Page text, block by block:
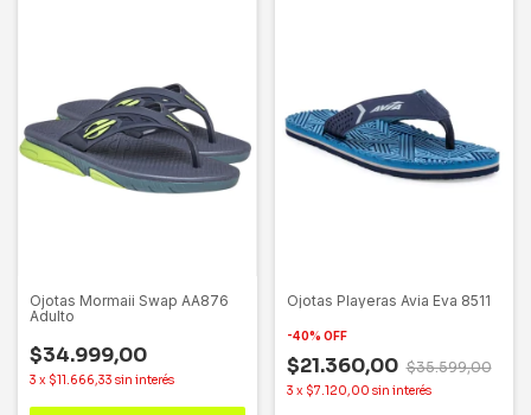
Ojotas Mormaii Swap AA876
Adulto
$34.999,00
3 x $11.666,33 sin interés
Ojotas Playeras Avia Eva 8511
-40% OFF
$21.360,00 $35.599,00
3 x $7.120,00 sin interés